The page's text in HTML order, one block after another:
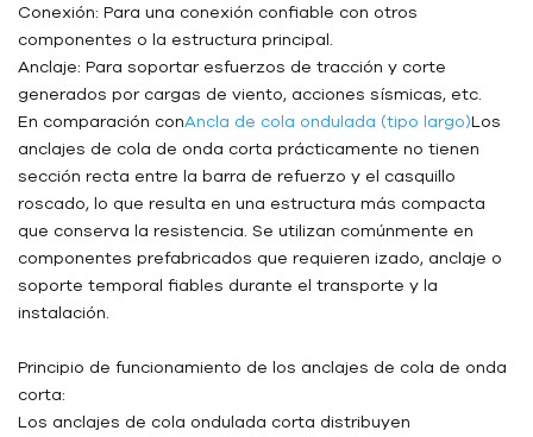
Conexión: Para una conexión confiable con otros
componentes o la estructura principal.
Anclaje: Para soportar esfuerzos de tracción y corte
generados por cargas de viento, acciones sísmicas, etc.
En comparación conAncla de cola ondulada (tipo largo)Los
anclajes de cola de onda corta prácticamente no tienen
sección recta entre la barra de refuerzo y el casquillo
roscado, lo que resulta en una estructura más compacta
que conserva la resistencia. Se utilizan comúnmente en
componentes prefabricados que requieren izado, anclaje o
soporte temporal fiables durante el transporte y la
instalación.
Principio de funcionamiento de los anclajes de cola de onda
corta:
Los anclajes de cola ondulada corta distribuyen